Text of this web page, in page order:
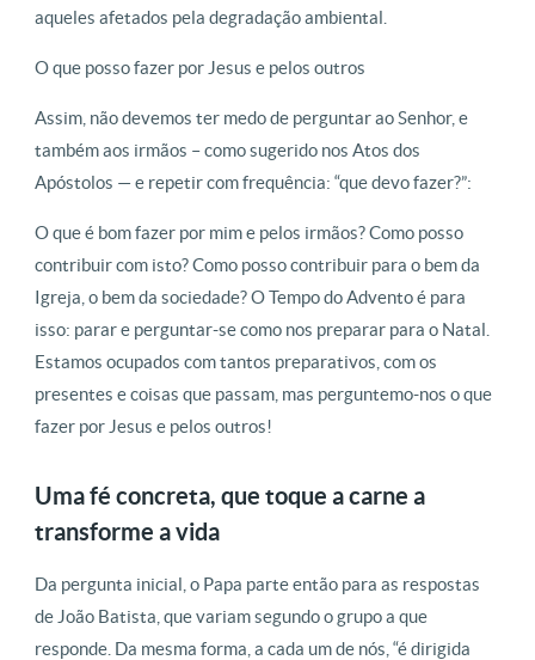
aqueles afetados pela degradação ambiental.
O que posso fazer por Jesus e pelos outros
Assim, não devemos ter medo de perguntar ao Senhor, e
também aos irmãos – como sugerido nos Atos dos
Apóstolos — e repetir com frequência: “que devo fazer?”:
O que é bom fazer por mim e pelos irmãos? Como posso
contribuir com isto? Como posso contribuir para o bem da
Igreja, o bem da sociedade? O Tempo do Advento é para
isso: parar e perguntar-se como nos preparar para o Natal.
Estamos ocupados com tantos preparativos, com os
presentes e coisas que passam, mas perguntemo-nos o que
fazer por Jesus e pelos outros!
Uma fé concreta, que toque a carne a
transforme a vida
Da pergunta inicial, o Papa parte então para as respostas
de João Batista, que variam segundo o grupo a que
responde. Da mesma forma, a cada um de nós, “é dirigida